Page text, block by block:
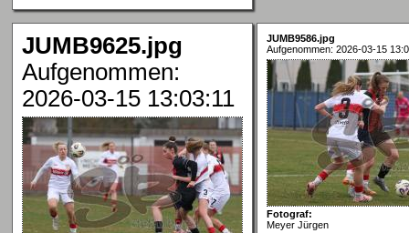
JUMB9625.jpg
Aufgenommen:
2026-03-15 13:03:11
JUMB9586.jpg
Aufgenommen: 2026-03-15
Fotograf:
Meyer Jürgen